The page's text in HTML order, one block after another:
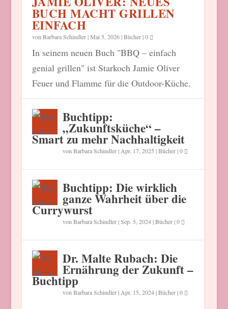
BUCH MACHT GRILLEN
EINFACH
von Barbara Schindler|Mai 5, 2026|Bücher|0
In seinem neuen Buch "BBQ – einfach
genial grillen" ist Starkoch Jamie Oliver
Feuer und Flamme für die Outdoor-Küche.
Buchtipp:
„Zukunftsküche“ –
Smart zu mehr Nachhaltigkeit
von Barbara Schindler| Apr. 17, 2025 |Bücher|0
Buchtipp: Die wirklich
ganze Wahrheit über die
Currywurst
von Barbara Schindler|Sep. 5, 2024|Bücher|0
Dr. Malte Rubach: Die
Ernährung der Zukunft –
Buchtipp
von Barbara Schindler| Apr. 15, 2024|Bücher|0